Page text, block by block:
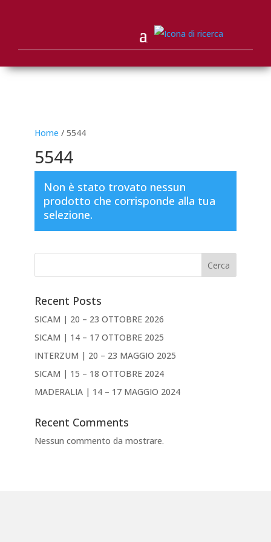
Home / 5544
5544
Non è stato trovato nessun
prodotto che corrisponde alla tua
selezione.
Cerca
Recent Posts
SICAM | 20 – 23 OTTOBRE 2026
SICAM | 14 – 17 OTTOBRE 2025
INTERZUM | 20 – 23 MAGGIO 2025
SICAM | 15 – 18 OTTOBRE 2024
MADERALIA | 14 – 17 MAGGIO 2024
Recent Comments
Nessun commento da mostrare.